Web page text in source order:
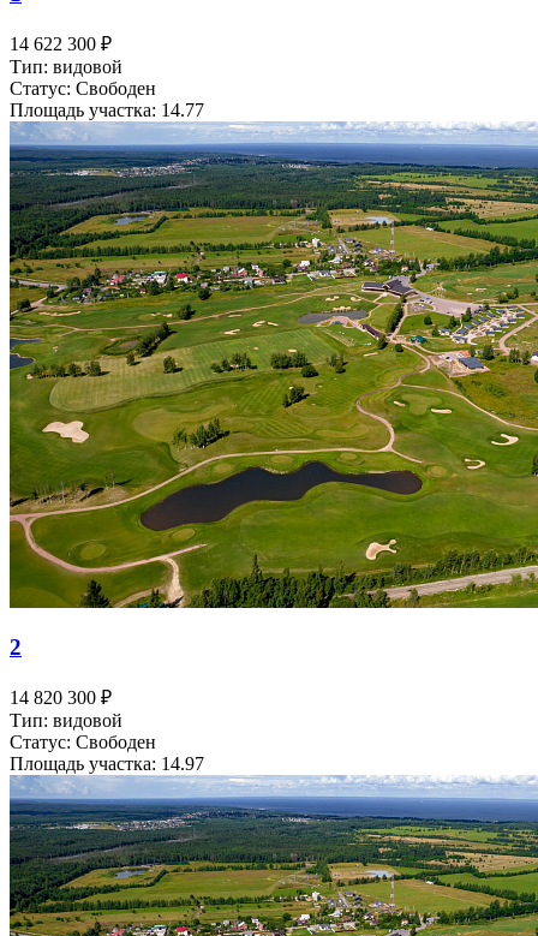
14 622 300 ₽
Тип: видовой
Статус: Свободен
Площадь участка: 14.77
2
14 820 300 ₽
Тип: видовой
Статус: Свободен
Площадь участка: 14.97